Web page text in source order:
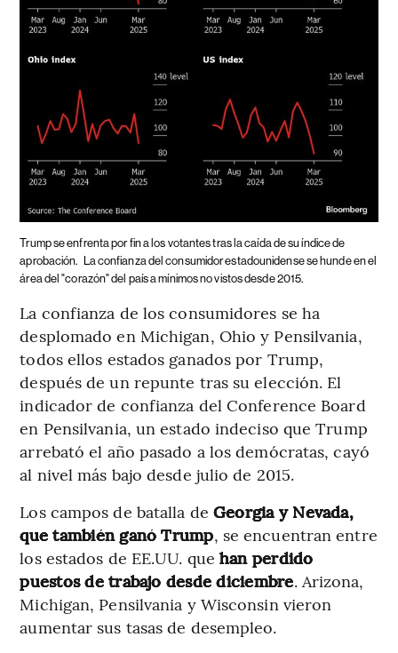
Trump se enfrenta por fin a los votantes tras la caída de su índice de
aprobación. La confianza del consumidor estadounidense se hunde en el
área del "corazón" del país a mínimos no vistos desde 2015.
La confianza de los consumidores se ha
desplomado en Michigan, Ohio y Pensilvania,
todos ellos estados ganados por Trump,
después de un repunte tras su elección. El
indicador de confianza del Conference Board
en Pensilvania, un estado indeciso que Trump
arrebató el año pasado a los demócratas, cayó
al nivel más bajo desde julio de 2015.
Los campos de batalla de Georgia y Nevada,
que también ganó Trump, se encuentran entre
los estados de EE.UU. que han perdido
puestos de trabajo desde diciembre. Arizona,
Michigan, Pensilvania y Wisconsin vieron
aumentar sus tasas de desempleo.